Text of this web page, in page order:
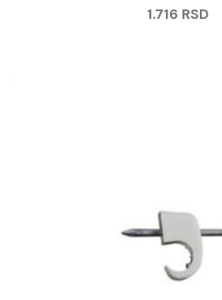
1.716 RSD